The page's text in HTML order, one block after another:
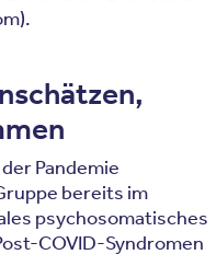
Pandemie
bereits im
psychosomatisches
COVID-Syndromen